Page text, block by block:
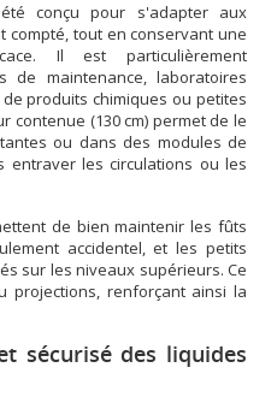
conçu pour s'adapter aux
compté, tout en conservant une
Il est particulièrement
de maintenance, laboratoires
produits chimiques ou petites
contenue (130 cm) permet de le
ou dans des modules de
entraver les circulations ou les
de bien maintenir les fûts
accidentel, et les petits
sur les niveaux supérieurs. Ce
projections, renforçant ainsi la
sécurisé des liquides